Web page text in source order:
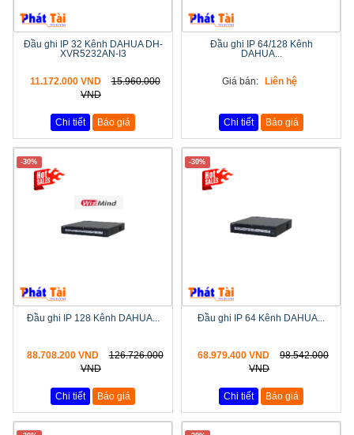
Đầu ghi IP 32 Kênh DAHUA DH-
XVR5232AN-I3
11.172.000 VND
15.960.000
VND
Chi tiết Báo giá
Đầu ghi IP 64/128 Kênh
DAHUA...
Giá bán: Liên hệ
Chi tiết Báo giá
-30%
Đầu ghi IP 128 Kênh DAHUA...
88.708.200 VND
126.726.000
VND
Chi tiết Báo giá
-30%
Đầu ghi IP 64 Kênh DAHUA...
68.979.400 VND
98.542.000
VND
Chi tiết Báo giá